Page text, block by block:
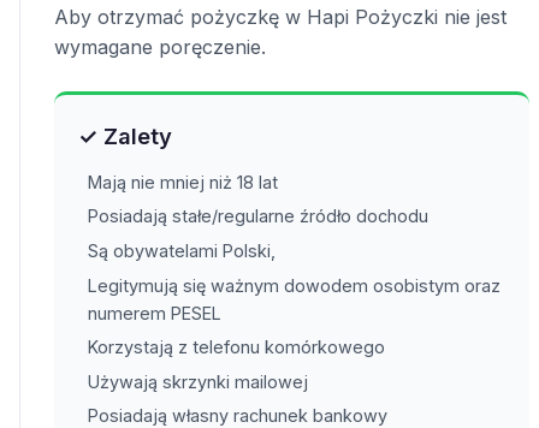
Aby otrzymać pożyczkę w Hapi Pożyczki nie jest
wymagane poręczenie.
✓ Zalety
Mają nie mniej niż 18 lat
Posiadają stałe/regularne źródło dochodu
Są obywatelami Polski,
Legitymują się ważnym dowodem osobistym oraz
numerem PESEL
Korzystają z telefonu komórkowego
Używają skrzynki mailowej
Posiadają własny rachunek bankowy